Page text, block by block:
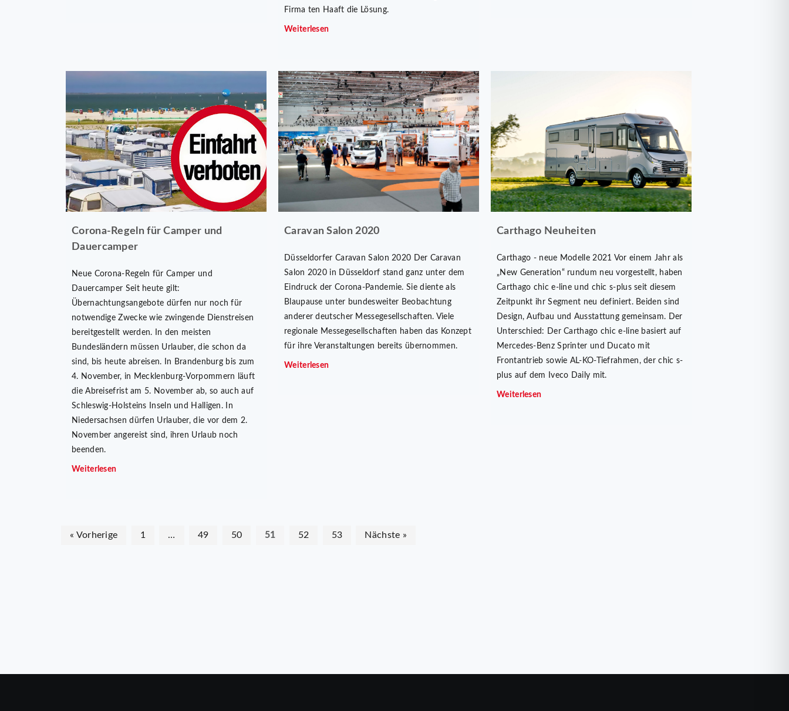
Firma ten Haaft die Lösung.
Weiterlesen
Corona-Regeln für Camper und
Dauercamper
Neue Corona-Regeln für Camper und
Dauercamper Seit heute gilt:
Übernachtungsangebote dürfen nur noch für
notwendige Zwecke wie zwingende Dienstreisen
bereitgestellt werden. In den meisten
Bundesländern müssen Urlauber, die schon da
sind, bis heute abreisen. In Brandenburg bis zum
4. November, in Mecklenburg-Vorpommern läuft
die Abreisefrist am 5. November ab, so auch auf
Schleswig-Holsteins Inseln und Halligen. In
Niedersachsen dürfen Urlauber, die vor dem 2.
November angereist sind, ihren Urlaub noch
beenden.
Weiterlesen
Caravan Salon 2020
Düsseldorfer Caravan Salon 2020 Der Caravan
Salon 2020 in Düsseldorf stand ganz unter dem
Eindruck der Corona-Pandemie. Sie diente als
Blaupause unter bundesweiter Beobachtung
anderer deutscher Messegesellschaften. Viele
regionale Messegesellschaften haben das Konzept
für ihre Veranstaltungen bereits übernommen.
Weiterlesen
Carthago Neuheiten
Carthago - neue Modelle 2021 Vor einem Jahr als
„New Generation“ rundum neu vorgestellt, haben
Carthago chic e-line und chic s-plus seit diesem
Zeitpunkt ihr Segment neu definiert. Beiden sind
Design, Aufbau und Ausstattung gemeinsam. Der
Unterschied: Der Carthago chic e-line basiert auf
Mercedes-Benz Sprinter und Ducato mit
Frontantrieb sowie AL-KO-Tiefrahmen, der chic s-
plus auf dem Iveco Daily mit.
Weiterlesen
« Vorherige 1 … 49 50 51 52 53 Nächste »